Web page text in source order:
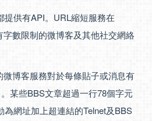
提供有API。URL縮短服務在
數限制的微博客及其他社交網絡
微博客服務對於每條貼子或消息有
某些BBS文章超過一行78個字元
網址加上超連結的Telnet及BBS